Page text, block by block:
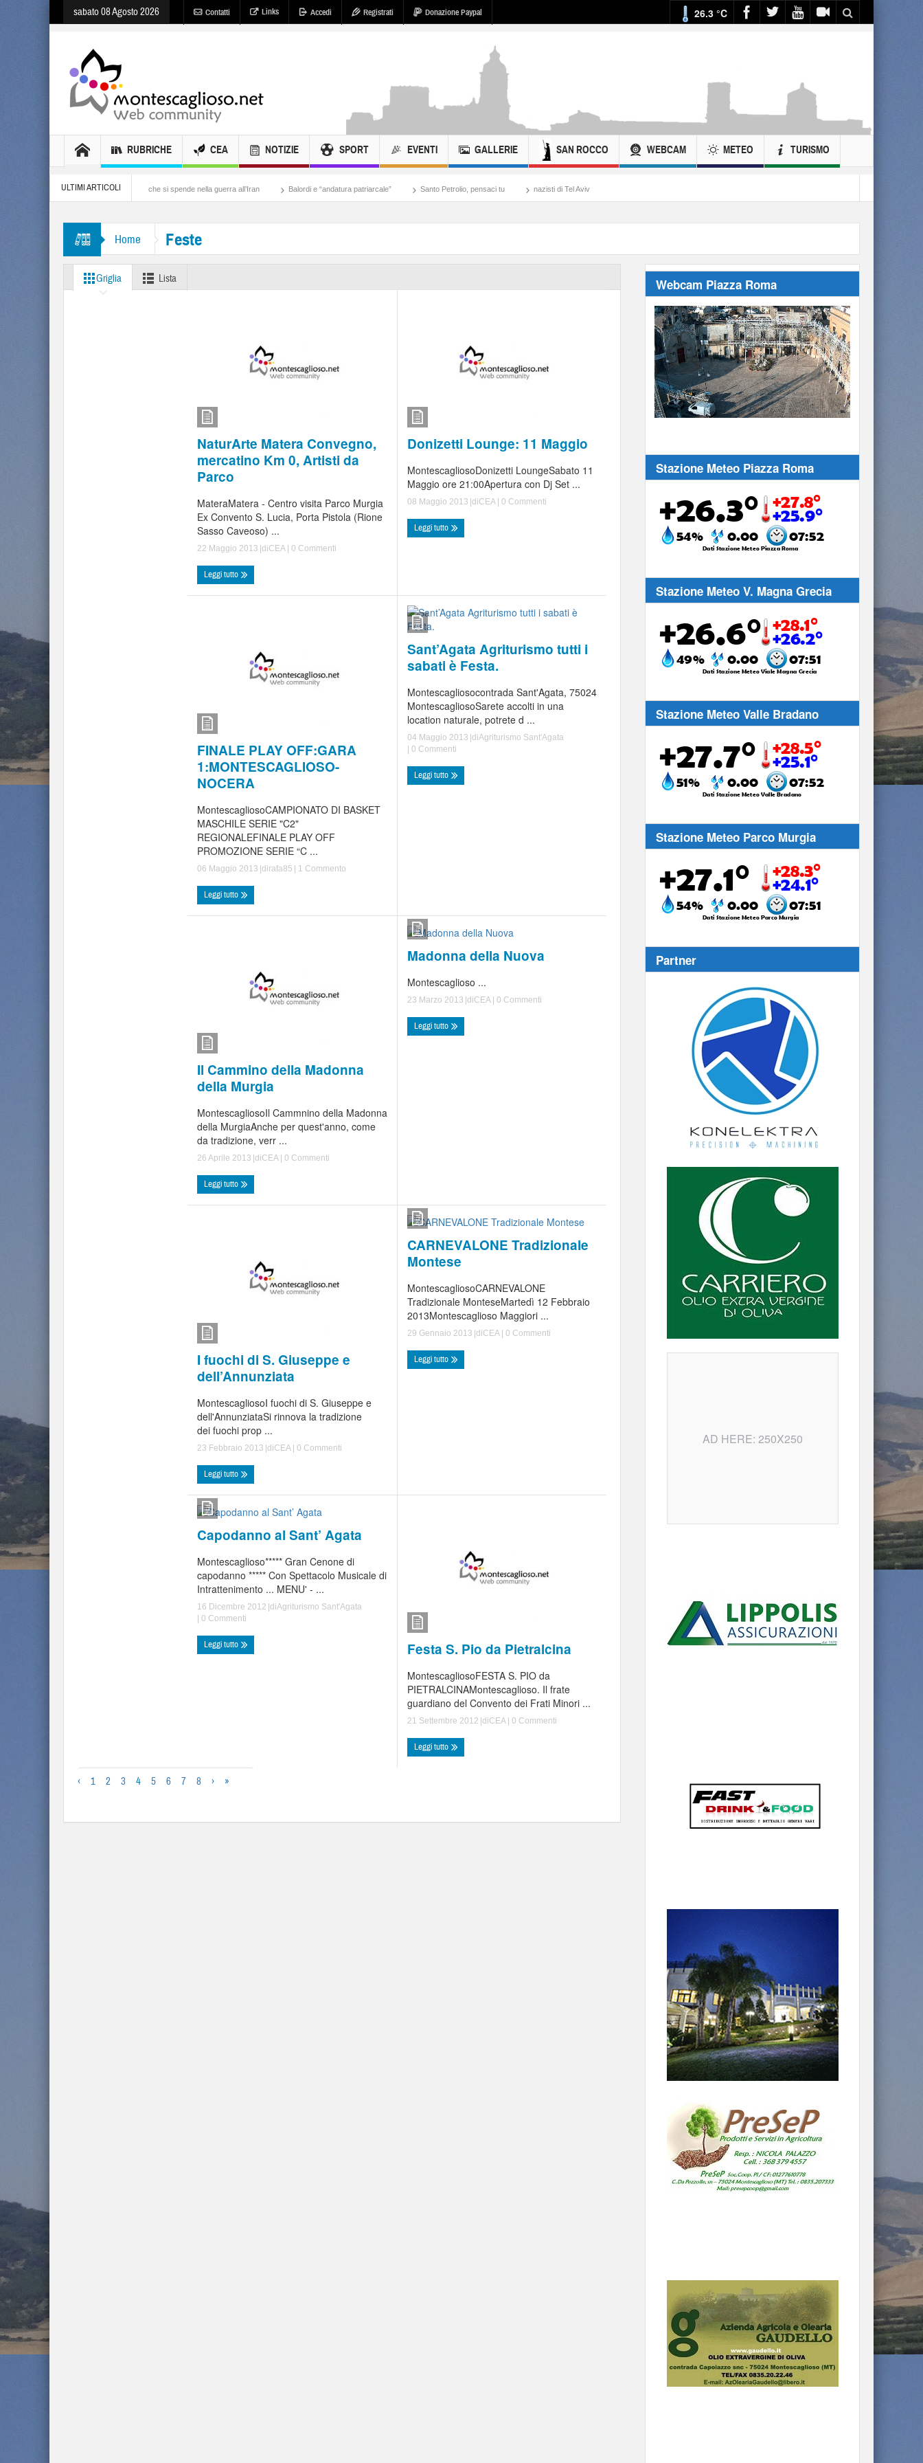
sabato 08 Agosto 2026 Contatti Links Accedi Registrati Donazione Paypal 26.3 °C
RUBRICHE CEA NOTIZIE SPORT EVENTI GALLERIE SAN ROCCO WEBCAM METEO TURISMO
ULTIMI ARTICOLI
si potrebbe fare con ciò che si spende nella guerra all’Iran Balordi e “andatura patriarcale” Santo Petrolio, pensaci tu nazisti di Tel Aviv
Home Feste
Griglia Lista
NaturArte Matera Convegno,
mercatino Km 0, Artisti da
Parco
MateraMatera - Centro visita Parco Murgia
Ex Convento S. Lucia, Porta Pistola (Rione
Sasso Caveoso) ...
22 Maggio 2013 |diCEA 0 Commenti
Leggi tutto
Donizetti Lounge: 11 Maggio
MontescagliosoDonizetti LoungeSabato 11
Maggio ore 21:00Apertura con Dj Set ...
08 Maggio 2013 |diCEA | 0 Commenti
Leggi tutto
FINALE PLAY OFF:GARA
1:MONTESCAGLIOSO-
NOCERA
MontescagliosoCAMPIONATO DI BASKET
MASCHILE SERIE "C2"
REGIONALEFINALE PLAY OFF
PROMOZIONE SERIE “C ...
06 Maggio 2013 |dirafa85 | 1 Commento
Leggi tutto
Sant’Agata Agriturismo tutti i
sabati è Festa.
Montescagliosocontrada Sant'Agata, 75024
MontescagliosoSarete accolti in una
location naturale, potrete d ...
04 Maggio 2013 |diAgriturismo Sant'Agata
0 Commenti
Leggi tutto
Il Cammino della Madonna
della Murgia
MontescagliosoIl Cammnino della Madonna
della MurgiaAnche per quest'anno, come
da tradizione, verr ...
26 Aprile 2013 |diCEA 0 Commenti
Leggi tutto
Madonna della Nuova
Montescaglioso ...
23 Marzo 2013 |diCEA | 0 Commenti
Leggi tutto
I fuochi di S. Giuseppe e
dell’Annunziata
MontescagliosoI fuochi di S. Giuseppe e
dell'AnnunziataSi rinnova la tradizione
dei fuochi prop ...
23 Febbraio 2013 |diCEA | 0 Commenti
Leggi tutto
CARNEVALONE Tradizionale
Montese
MontescagliosoCARNEVALONE
Tradizionale MonteseMartedì 12 Febbraio
2013Montescaglioso Maggiori ...
29 Gennaio 2013 |diCEA 0 Commenti
Leggi tutto
Capodanno al Sant’ Agata
Montescaglioso***** Gran Cenone di
capodanno ***** Con Spettacolo Musicale di
Intrattenimento ... MENU' - ...
16 Dicembre 2012 |diAgriturismo Sant'Agata
| 0 Commenti
Leggi tutto Festa S. Pio da Pietralcina
MontescagliosoFESTA S. PIO da
PIETRALCINAMontescaglioso. Il frate
guardiano del Convento dei Frati Minori ...
21 Settembre 2012 |diCEA | 0 Commenti
Leggi tutto
‹ 1 2 3 4 5 6 7 8 › »
Webcam Piazza Roma
UnmuteStream
Stazione Meteo Piazza Roma
Stazione Meteo V. Magna Grecia
Stazione Meteo Valle Bradano
Stazione Meteo Parco Murgia
Partner
AD HERE: 250X250